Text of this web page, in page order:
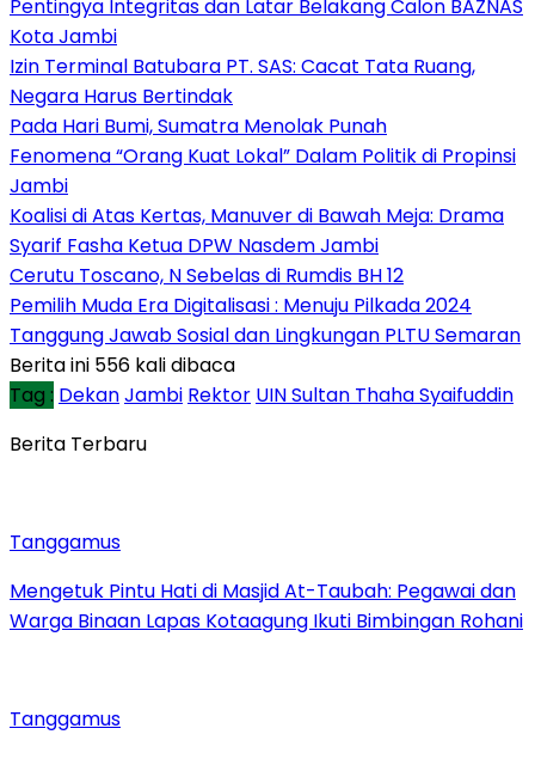
Pentingya Integritas dan Latar Belakang Calon BAZNAS
Kota Jambi
Izin Terminal Batubara PT. SAS: Cacat Tata Ruang,
Negara Harus Bertindak
Pada Hari Bumi, Sumatra Menolak Punah
Fenomena “Orang Kuat Lokal” Dalam Politik di Propinsi
Jambi
Koalisi di Atas Kertas, Manuver di Bawah Meja: Drama
Syarif Fasha Ketua DPW Nasdem Jambi
Cerutu Toscano, N Sebelas di Rumdis BH 12
Pemilih Muda Era Digitalisasi : Menuju Pilkada 2024
Tanggung Jawab Sosial dan Lingkungan PLTU Semaran
Berita ini 556 kali dibaca
Tag : DekanJambi Rektor UIN Sultan Thaha Syaifuddin
Berita Terbaru
Tanggamus
Mengetuk Pintu Hati di Masjid At-Taubah: Pegawai dan
Warga Binaan Lapas Kotaagung Ikuti Bimbingan Rohani
Tanggamus